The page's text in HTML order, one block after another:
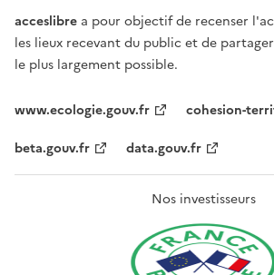
acceslibre a pour objectif de recenser
les lieux recevant du public et de
le plus largement possible.
www.ecologie.gouv.fr
cohesion-
beta.gouv.fr
data.gouv.fr
Nos investisseurs